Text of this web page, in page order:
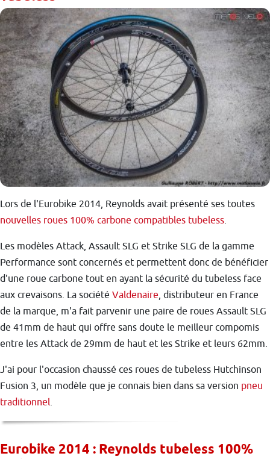
Lors de l'Eurobike 2014, Reynolds avait présenté ses toutes
nouvelles roues 100% carbone compatibles tubeless.
Les modèles Attack, Assault SLG et Strike SLG de la gamme
Performance sont concernés et permettent donc de bénéficier
d'une roue carbone tout en ayant la sécurité du tubeless face
aux crevaisons. La société Valdenaire, distributeur en France
de la marque, m'a fait parvenir une paire de roues Assault SLG
de 41mm de haut qui offre sans doute le meilleur compomis
entre les Attack de 29mm de haut et les Strike et leurs 62mm.
J'ai pour l'occasion chaussé ces roues de tubeless Hutchinson
Fusion 3, un modèle que je connais bien dans sa version pneu
traditionnel.
Eurobike 2014 : Reynolds tubeless 100%